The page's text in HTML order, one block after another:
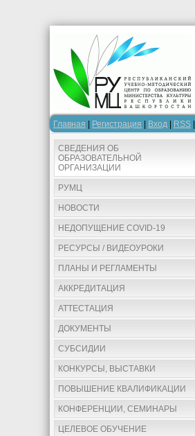
Главная Регистрация Вход RSS
СВЕДЕНИЯ ОБ
ОБРАЗОВАТЕЛЬНОЙ
ОРГАНИЗАЦИИ
РУМЦ
НОВОСТИ
НЕДОПУЩЕНИЕ COVID-19
РЕСУРСЫ / ВИДЕОУРОКИ
ПЛАНЫ И РЕГЛАМЕНТЫ
АККРЕДИТАЦИЯ
АТТЕСТАЦИЯ
ДОКУМЕНТЫ
СУБСИДИИ
КОНКУРСЫ, ВЫСТАВКИ
ПОВЫШЕНИЕ КВАЛИФИКАЦИИ
КОНФЕРЕНЦИИ, СЕМИНАРЫ
ЦЕЛЕВОЕ ОБУЧЕНИЕ